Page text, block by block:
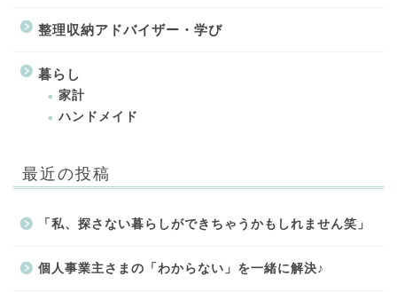
整理収納アドバイザー・学び
暮らし
家計
ハンドメイド
最近の投稿
「私、探さない暮らしができちゃうかもしれません笑」
個人事業主さまの「わからない」を一緒に解決♪